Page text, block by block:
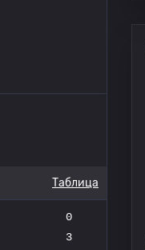
Таблица
0
3